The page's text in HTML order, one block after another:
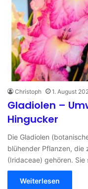
Christoph 1. August
Gladiolen –
Hingucker
Die Gladiolen
blühender Pflanzen, die
(Iridaceae) gehören.
Weiterlesen